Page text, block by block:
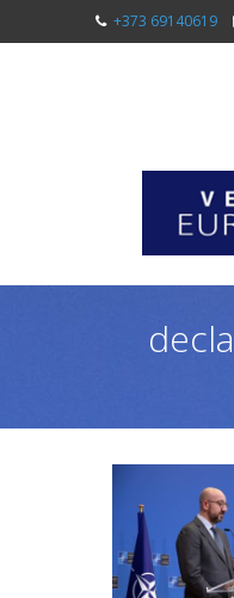
+373 69140619